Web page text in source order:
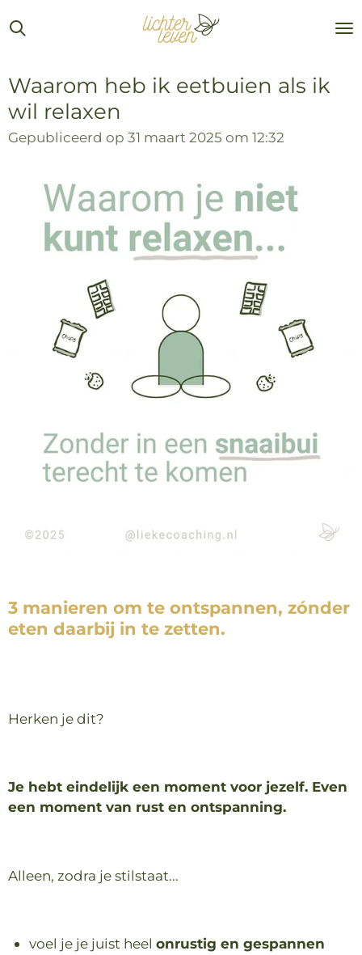
Ga
direct
de
hoofdinhoud
Waarom heb ik eetbuien als ik
wil relaxen
Gepubliceerd op 31 maart 2025 om 12:32
3 manieren om te ontspannen, zónder
eten daarbij in te zetten.
Herken je dit?
Je hebt eindelijk een moment voor jezelf. Even
een moment van rust en ontspanning.
Alleen, zodra je stilstaat...
voel je je juist heel onrustig en gespannen